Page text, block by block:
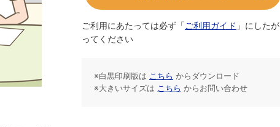
ご利用にあたっては必ず「 ご利用ガイド 」にしたが
ってください
※白黒印刷版は こちら からダウンロード
※大きいサイズは こちら からお問い合わせ